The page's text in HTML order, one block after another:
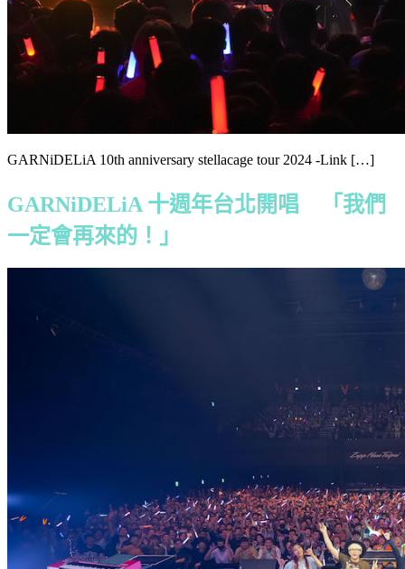
GARNiDELiA 10th anniversary stellacage tour 2024 -Link […]
GARNiDELiA 十週年台北開唱 「我們
一定會再來的！」